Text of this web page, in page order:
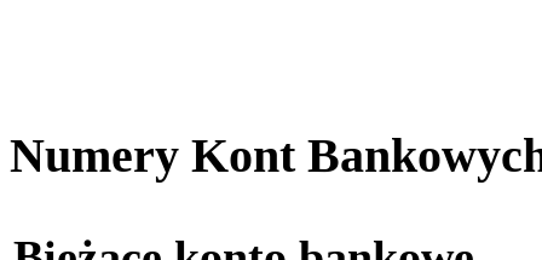
Numery Kont